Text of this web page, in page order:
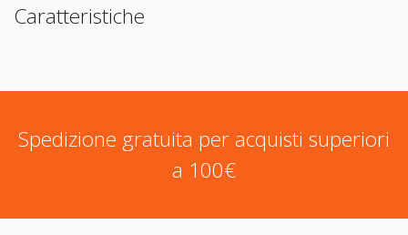
Caratteristiche
Spedizione gratuita per acquisti superiori
a 100€